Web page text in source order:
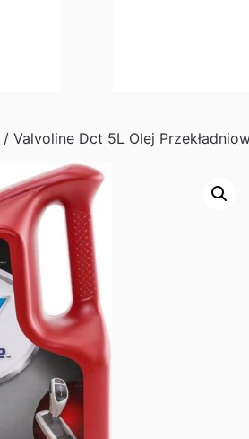
/ Valvoline Dct 5L Olej